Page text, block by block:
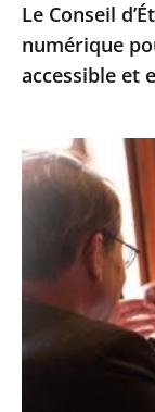
accessible
et
efficace
Le Conseil
numérique
accessible et
Le
Conseil
expérimente
échanges
avant